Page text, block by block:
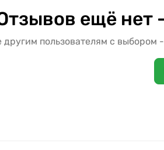
ещё нет
другим пользователям с